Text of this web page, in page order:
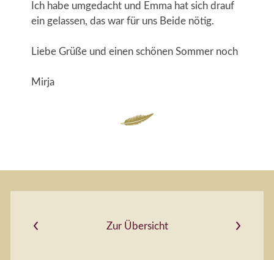
Ich habe umgedacht und Emma hat sich drauf
ein gelassen, das war für uns Beide nötig.
Liebe Grüße und einen schönen Sommer noch
Mirja
Vorheriger ArtikelZur Übersicht Nächster Artikel